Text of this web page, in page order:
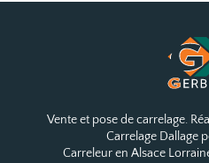
Vente et pose de carrelage.
Carrelage Dallage
Carreleur en Alsace